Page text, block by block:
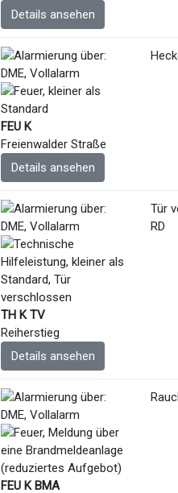
Details ansehen
FEU K
Freienwalder Straße
Details ansehen
TH K TV
Reiherstieg
Details ansehen
Tür
RD
FEU K BMA